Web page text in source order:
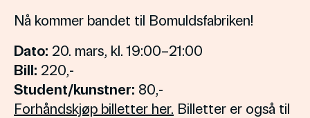
Nå kommer bandet til Bomuldsfabriken!
Dato: 20. mars, kl. 19:00–21:00
Bill: 220,-
Student/kunstner: 80,-
Forhåndskjøp billetter her. Billetter er også til